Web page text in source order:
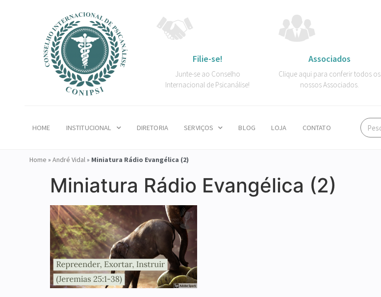
Filie-se!
Junte-se ao Conselho
Internacional de Psicanálise!
Associados
Clique aqui para conferir todos os
nossos Associados.
HOME INSTITUCIONAL DIRETORIA SERVIÇOS BLOG LOJA CONTATO
Home » André Vidal» Miniatura Rádio Evangélica (2)
Miniatura Rádio Evangélica (2)